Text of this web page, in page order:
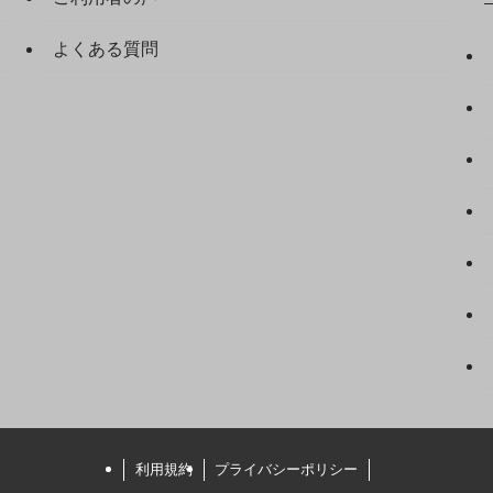
よくある質問
利用規約 プライバシーポリシー